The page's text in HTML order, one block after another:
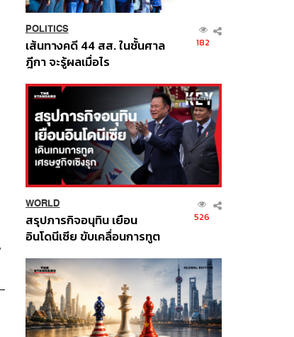
POLITICS
เส้นทางคดี 44 สส. ในชั้นศาล
ฎีกา จะรู้ผลเมื่อไร
182
WORLD
สรุปภารกิจอนุทิน เยือน
อินโดนีเซีย ขับเคลื่อนการทูต
ส่วนยุทธศาสตร์ไทย –
อินโดนีเซีย
526